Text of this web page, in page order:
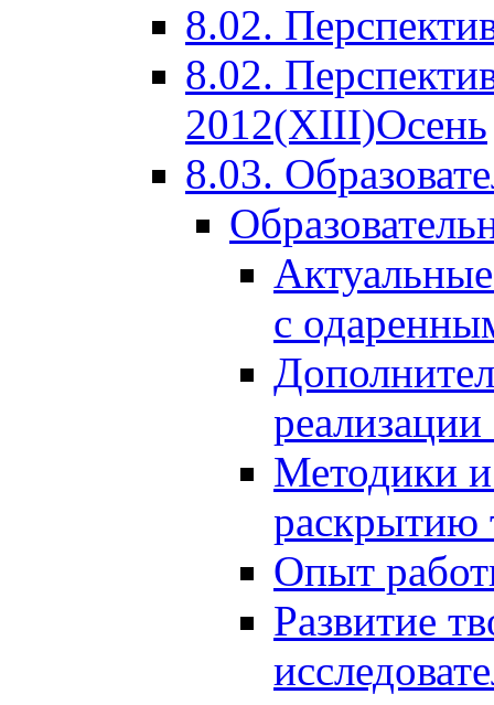
8.02.
8.02.
2012(XIII)Осень
8.03.
с
Методики
раскрытию
Опыт
Развитие